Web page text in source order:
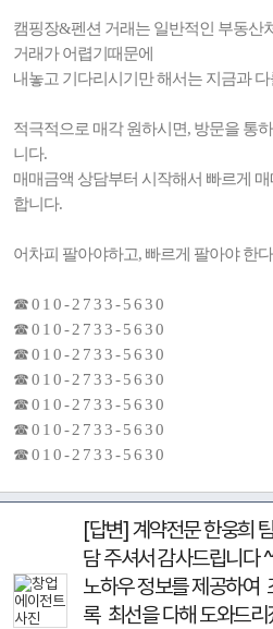
캠핑장&펜션 거래는 일반적인 부동산
거래가 어렵기때문에
내놓고 기다리시기만 해서는 지금과
적극적으로 매각 원하시면, 방문을 통
니다.
매매금액 상담부터 시작해서 빠르게
합니다.
어차피 팔아야하고, 빠르게 팔아야 한
☎ 0 1 0 - 2 7 3 3 - 5 6 3 0
☎ 0 1 0 - 2 7 3 3 - 5 6 3 0
☎ 0 1 0 - 2 7 3 3 - 5 6 3 0
☎ 0 1 0 - 2 7 3 3 - 5 6 3 0
☎ 0 1 0 - 2 7 3 3 - 5 6 3 0
☎ 0 1 0 - 2 7 3 3 - 5 6 3 0
☎ 0 1 0 - 2 7 3 3 - 5 6 3 0
[답변] 계약전문 한웅희
담 주셔서 감사드립니다
노하우 정보를 제공하여
록 최선을 다해 도와드